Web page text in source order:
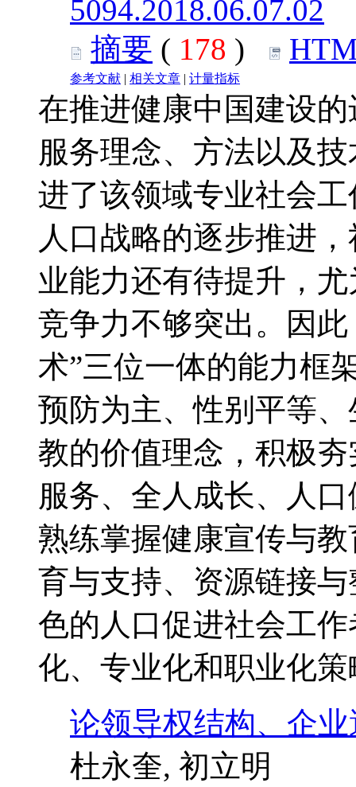
5094.2018.06.07.02
摘要 ( 178 )
参考文献 | 相关文章 | 计量指标
在推进健康中国建设
服务理念、方法以及
进了该领域专业社会
人口战略的逐步推进
业能力还有待提升，
竞争力不够突出。因
术”三位一体的能力框
预防为主、性别平等
教的价值理念，积极
服务、全人成长、人
熟练掌握健康宣传与
育与支持、资源链接
色的人口促进社会工
化、专业化和职业化
论领导权结构、企
杜永奎, 初立明